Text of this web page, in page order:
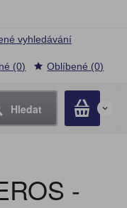
Hledat 0
vyhledávání
(0) Oblíbené (0)
-